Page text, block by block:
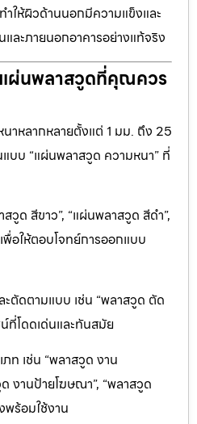
ให้ผิวด้านนอกมีความแข็งและ
และภายนอกอาคารอย่างแท้จริง
นพลาสวูดที่คุณควร
าหลากหลายตั้งแต่ 1 มม. ถึง 25
บบ “แผ่นพลาสวูด ความหนา” ที่
วูด สีขาว”, “แผ่นพลาสวูด สีดำ”,
พื่อให้ตอบโจทย์การออกแบบ
ะตัดตามแบบ เช่น “พลาสวูด ตัด
ที่โดดเด่นและทันสมัย
ภท เช่น “พลาสวูด งาน
ด งานป้ายโฆษณา”, “พลาสวูด
พร้อมใช้งาน